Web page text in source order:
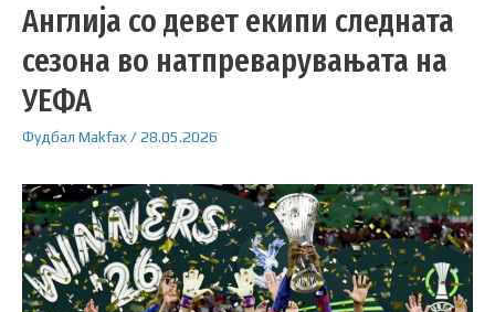
Англија со девет екипи следната
сезона во натпреварувањата на
УЕФА
Фудбал Makfax /28.05.2026